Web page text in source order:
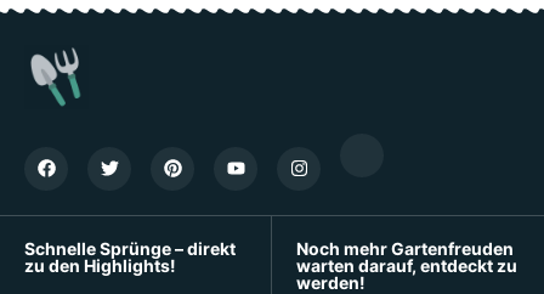
Schnelle Sprünge – direkt
zu den Highlights!
Noch mehr Gartenfreuden
warten darauf, entdeckt zu
werden!